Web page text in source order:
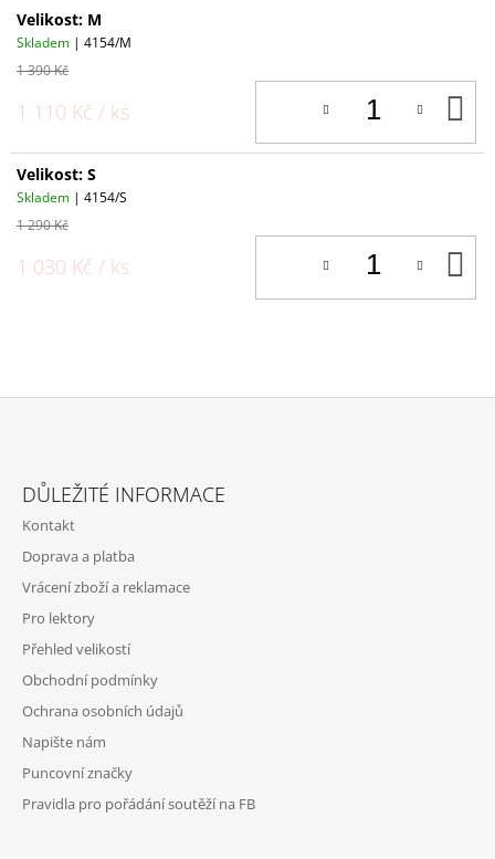
Velikost: M
Skladem | 4154/M
1 390 Kč
1 110 Kč / ks
Velikost: S
Skladem | 4154/S
1 290 Kč
1 030 Kč / ks
DŮLEŽITÉ INFORMACE
Kontakt
Doprava a platba
Vrácení zboží a reklamace
Pro lektory
Přehled velikostí
Obchodní podmínky
Ochrana osobních údajů
Napište nám
Puncovní značky
Pravidla pro pořádání soutěží na FB